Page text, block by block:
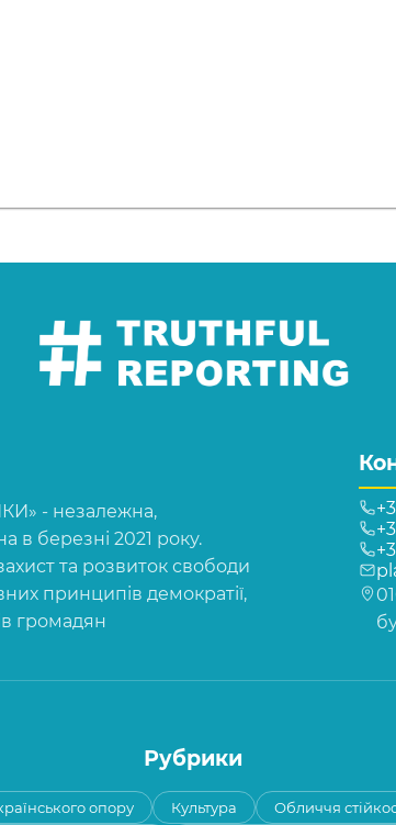
- незалежна,
в березні 2021 року.
та розвиток свободи
принципів демократії,
громадян
Рубрики
опору Культура Обличчя